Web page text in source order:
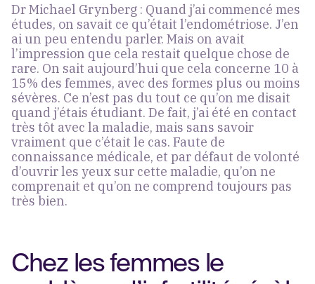
Dr Michael Grynberg : Quand j’ai commencé mes
études, on savait ce qu’était l’endométriose. J’en
ai un peu entendu parler. Mais on avait
l’impression que cela restait quelque chose de
rare. On sait aujourd’hui que cela concerne 10 à
15% des femmes, avec des formes plus ou moins
sévères. Ce n’est pas du tout ce qu’on me disait
quand j’étais étudiant. De fait, j’ai été en contact
très tôt avec la maladie, mais sans savoir
vraiment que c’était le cas. Faute de
connaissance médicale, et par défaut de volonté
d’ouvrir les yeux sur cette maladie, qu’on ne
comprenait et qu’on ne comprend toujours pas
très bien.
Chez les femmes le